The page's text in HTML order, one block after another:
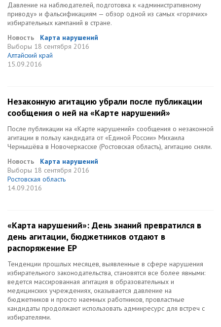
Давление на наблюдателей, подготовка к «административному
приводу» и фальсификациям — обзор одной из самых «горячих»
избирательных кампаний в стране.
Новость
Карта нарушений
Выборы 18 сентября 2016
Алтайский край
15.09.2016
Незаконную агитацию убрали после публикации
сообщения о ней на «Карте нарушений»
После публикации на «Карте нарушений» сообщения о незаконной
агитации в пользу кандидата от «Единой России» Михаила
Чернышёва в Новочеркасске (Ростовская область), агитацию сняли.
Новость
Карта нарушений
Выборы 18 сентября 2016
Ростовская область
14.09.2016
«Карта нарушений»: День знаний превратился в
день агитации, бюджетников отдают в
распоряжение ЕР
Тенденции прошлых месяцев, выявленные в сфере нарушения
избирательного законодательства, становятся все более явными:
ведется массированная агитация в образовательных и
медицинских учреждениях, оказывается давление на
бюджетников и просто наемных работников, провластные
кандидаты продолжают использовать админресурс для встреч с
избирателями.